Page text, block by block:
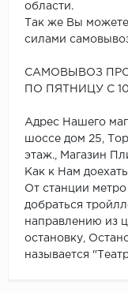
области.
Так же Вы
силами
САМОВЫВОЗ
ПО ПЯТНИЦУ С
Адрес Нашего
шоссе дом 25,
этаж., Магазин
Как к Нам
От станции
добраться
направлению из
остановку,
называется